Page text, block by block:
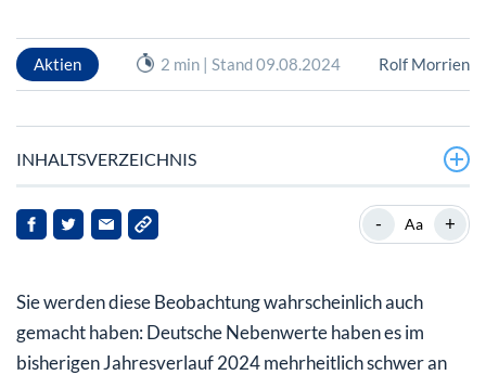
Aktien 2 min | Stand 09.08.2024 Rolf Morrien
INHALTSVERZEICHNIS
Cenit: Mittelständischer IT- und Software-Spezialist
mit Potenzial
Positive Prognose für 2024 und darüber hinaus
- Aa +
Sie werden diese Beobachtung wahrscheinlich auch
gemacht haben: Deutsche Nebenwerte haben es im
bisherigen Jahresverlauf 2024 mehrheitlich schwer an